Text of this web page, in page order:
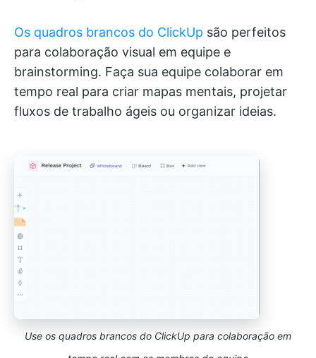
Os quadros brancos do ClickUp são perfeitos
para colaboração visual em equipe e
brainstorming. Faça sua equipe colaborar em
tempo real para criar mapas mentais, projetar
fluxos de trabalho ágeis ou organizar ideias.
Use os quadros brancos do ClickUp para colaboração em